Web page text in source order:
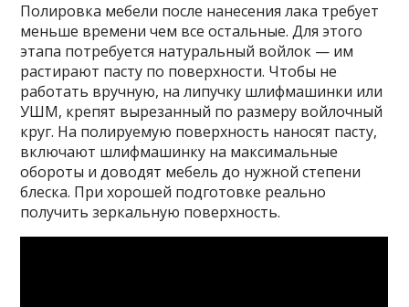
Полировка мебели после нанесения лака требует
меньше времени чем все остальные. Для этого
этапа потребуется натуральный войлок — им
растирают пасту по поверхности. Чтобы не
работать вручную, на липучку шлифмашинки или
УШМ, крепят вырезанный по размеру войлочный
круг. На полируемую поверхность наносят пасту,
включают шлифмашинку на максимальные
обороты и доводят мебель до нужной степени
блеска. При хорошей подготовке реально
получить зеркальную поверхность.